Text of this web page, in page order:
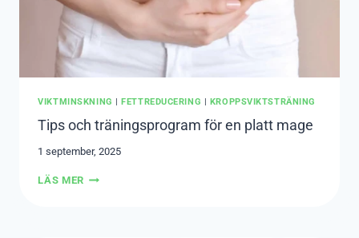
VIKTMINSKNING |FETTREDUCERING | KROPPSVIKTSTRÄNING
Tips och träningsprogram för en platt mage
1 september, 2025
LÄS MERTIPS